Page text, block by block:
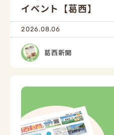
イベント【葛西】
2026.08.06
葛西新聞